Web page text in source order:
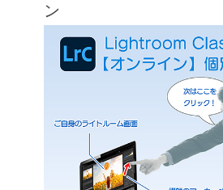
ン